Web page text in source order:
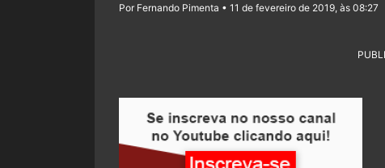
Por Fernando Pimenta • 11 de fevereiro de 2019, às 08:27